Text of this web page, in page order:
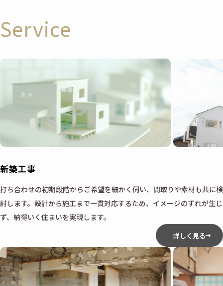
Service
新築工事
打ち合わせの初期段階からご希望を細かく伺い、間取りや素材も共に検
討します。設計から施工まで一貫対応するため、イメージのずれが生じ
ず、納得いく住まいを実現します。
詳しく見る